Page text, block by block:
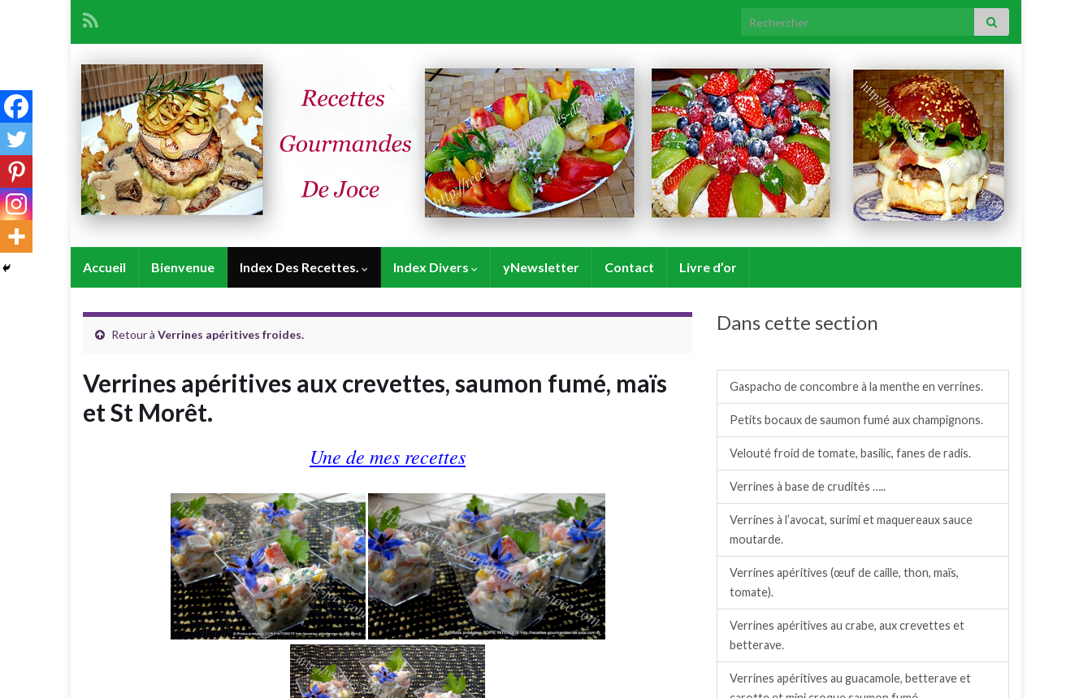
Search for:
Accueil Bienvenue Index Des Recettes. Index Divers yNewsletter Contact Livre d’or
Retour à Verrines apéritives froides.
Verrines apéritives aux crevettes, saumon fumé, maïs
et St Morêt.
Une de mes recettes
Dans cette section
Gaspacho de concombre à la menthe en verrines.
Petits bocaux de saumon fumé aux champignons.
Velouté froid de tomate, basilic, fanes de radis.
Verrines à base de crudités …..
Verrines à l’avocat, surimi et maquereaux sauce
moutarde.
Verrines apéritives (œuf de caille, thon, maïs,
tomate).
Verrines apéritives au crabe, aux crevettes et
betterave.
Verrines apéritives au guacamole, betterave et